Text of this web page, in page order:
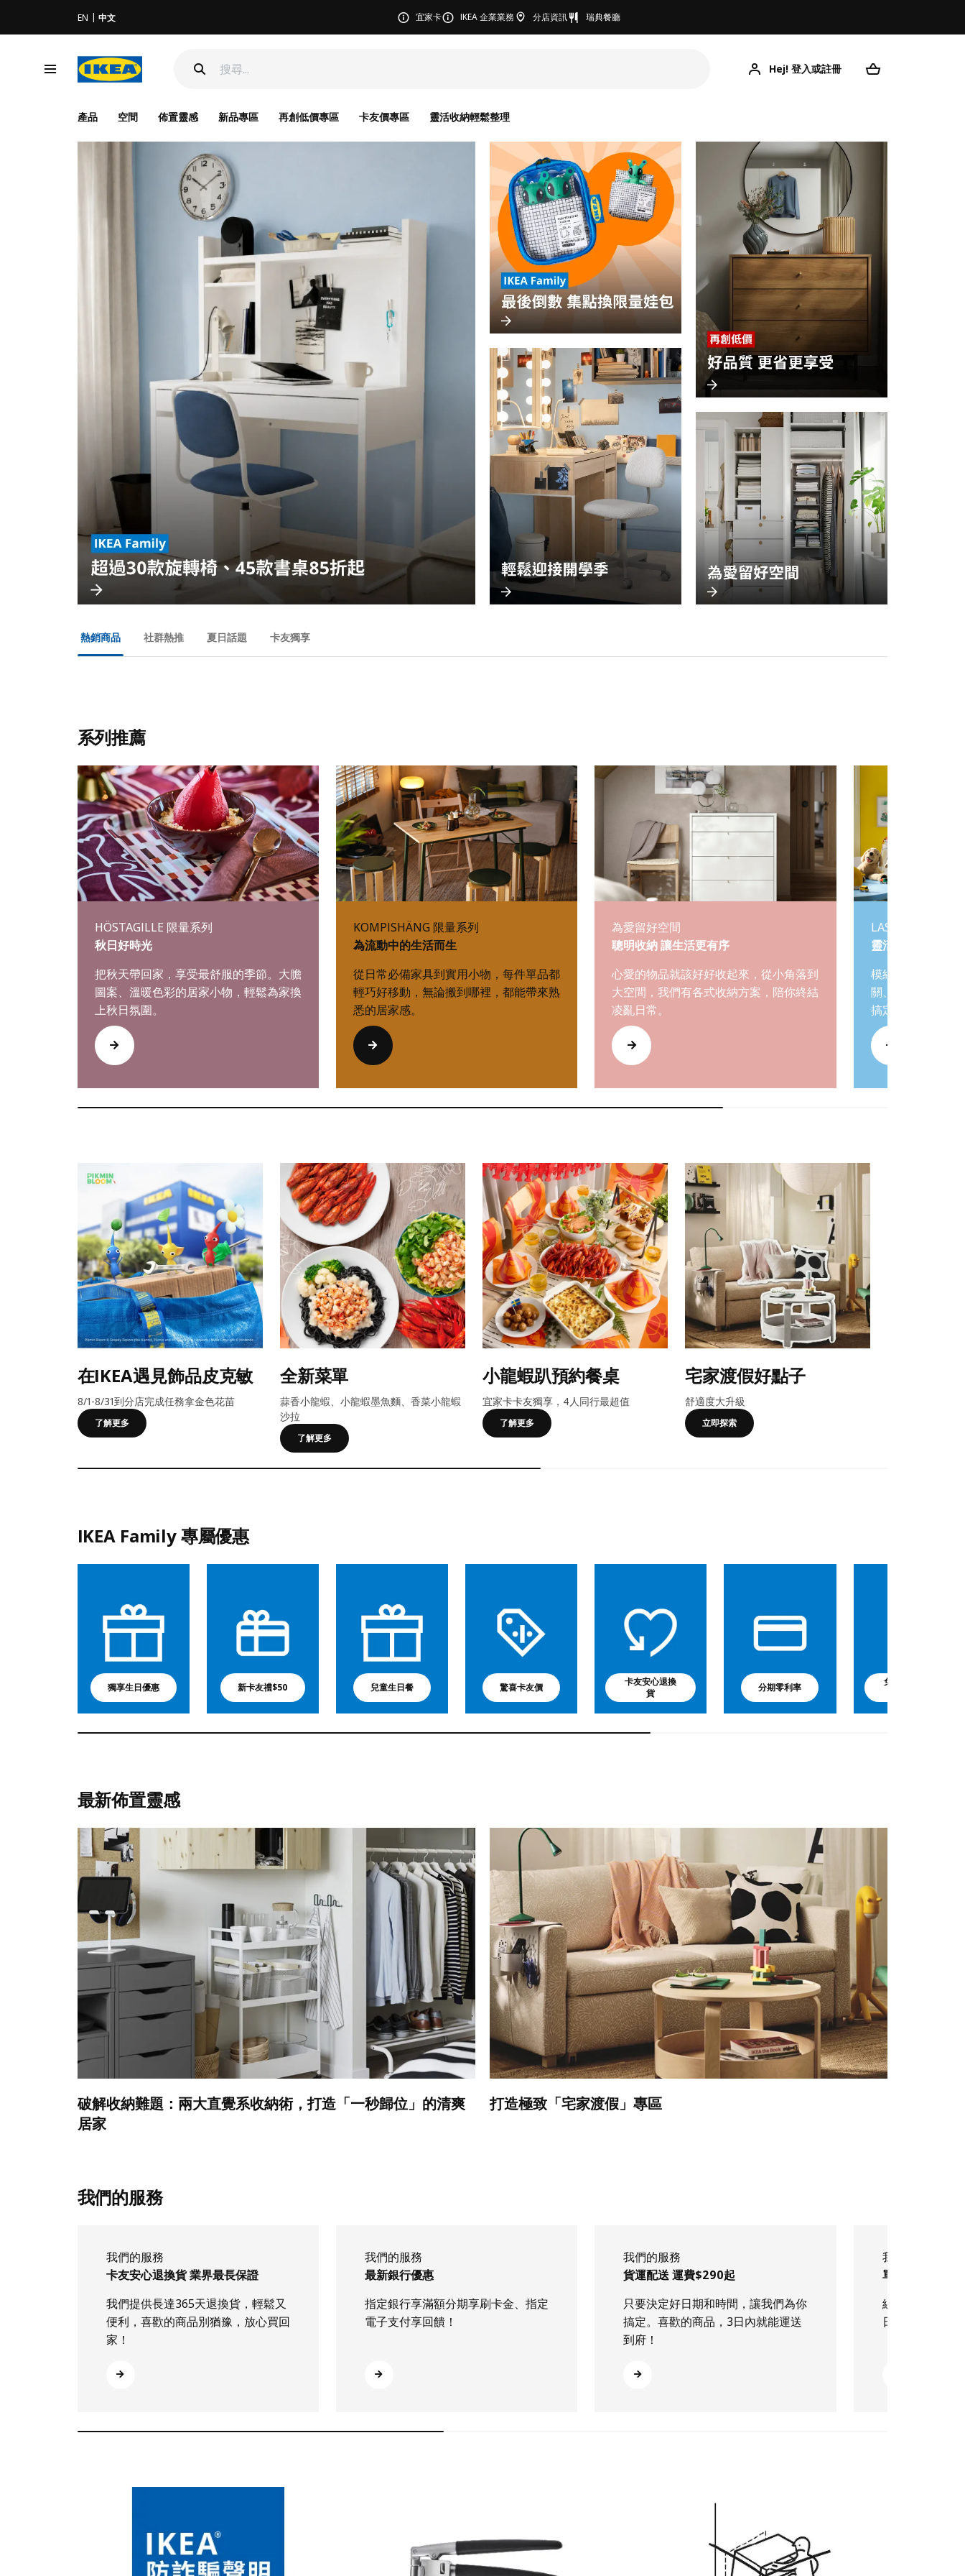
EN 中文 宜家卡 IKEA 企業業務 分店資訊 瑞典餐廳
Hej! 登入或註冊
產品 空間 佈置靈感 新品專區 再創低價專區 卡友價專區 靈活收納輕鬆整理
熱銷商品 社群熱推 夏日話題 卡友獨享
系列推薦
HÖSTAGILLE 限量系列
秋日好時光
把秋天帶回家，享受最舒服的季節。大膽
圖案、溫暖色彩的居家小物，輕鬆為家換
上秋日氛圍。
KOMPISHÄNG 限量系列
為流動中的生活而生
從日常必備家具到實用小物，每件單品都
輕巧好移動，無論搬到哪裡，都能帶來熟
悉的居家感。
為愛留好空間
聰明收納 讓生活更有序
心愛的物品就該好好收起來，從小角落到
大空間，我們有各式收納方案，陪你終結
凌亂日常。
LASTARE 系統衣
靈活收納 自由配置
模組化設計可依
關、臥室、兒童
搞定！
在IKEA遇見飾品皮克敏
8/1-8/31到分店完成任務拿金色花苗
了解更多
全新菜單
蒜香小龍蝦、小龍蝦墨魚麵、香菜小龍蝦
沙拉
了解更多
小龍蝦趴預約餐桌
宜家卡卡友獨享，4人同行最超值
了解更多
宅家渡假好點子
舒適度大升級
立即探索
IKEA Family 專屬優惠
獨享生日優惠 新卡友禮$50 兒童生日餐 驚喜卡友價
卡友安心退換
貨
分期零利率
免費嬰兒副食
最新佈置靈感
破解收納難題：兩大直覺系收納術，打造「一秒歸位」的清爽
居家
打造極致「宅家渡假」專區
我們的服務
我們的服務
卡友安心退換貨 業界最長保證
我們提供長達365天退換貨，輕鬆又
便利，喜歡的商品別猶豫，放心買回
家！
我們的服務
最新銀行優惠
指定銀行享滿額分期享刷卡金、指定
電子支付享回饋！
我們的服務
貨運配送 運費$290起
只要決定好日期和時間，讓我們為你
搞定。喜歡的商品，3日內就能運送
到府！
我們的服務
單筆滿$499 免
線上下單喜愛
日到貨！